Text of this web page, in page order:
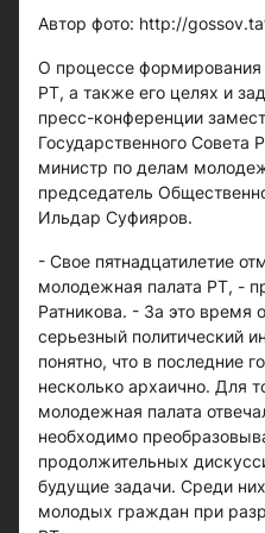
Автор фото: http://
О процессе
РТ, а также его целях и
пресс-конференции
Государственного Совета
министр по делам
председатель
Ильдар Суфияров.
- Свое пятнадцатилетие
молодежная палата РТ, -
Ратникова. - За это время
серьезный политический
понятно, что в последние
несколько архаично. Для
молодежная палата
необходимо
продолжительных
будущие задачи. Среди
молодых граждан при